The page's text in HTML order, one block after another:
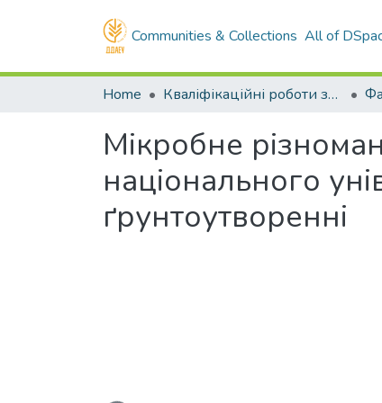
Communities & Collections All of
Home Кваліфікаційні роботи здобувачів вищої освіти
Мікробне
національного
ґрунтоутворенні